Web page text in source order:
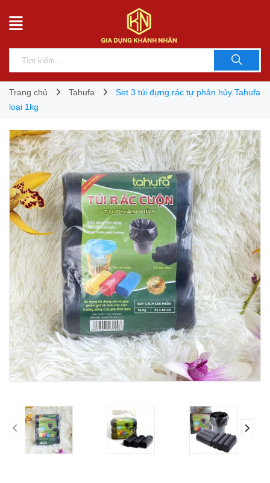
Trang chủ Tahufa
Set 3 túi đựng rác tự phân hủy Tahufa
loại 1kg
prev